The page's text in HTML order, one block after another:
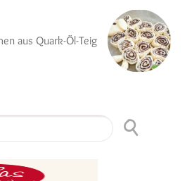
aus Quark-Öl-Teig